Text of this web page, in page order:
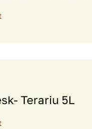
Terariu 5L